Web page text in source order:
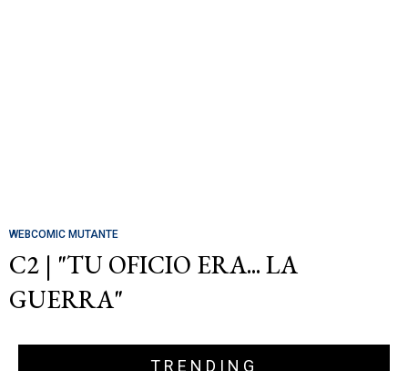
WEBCOMIC MUTANTE
C2 | "TU OFICIO ERA... LA
GUERRA"
TRENDING